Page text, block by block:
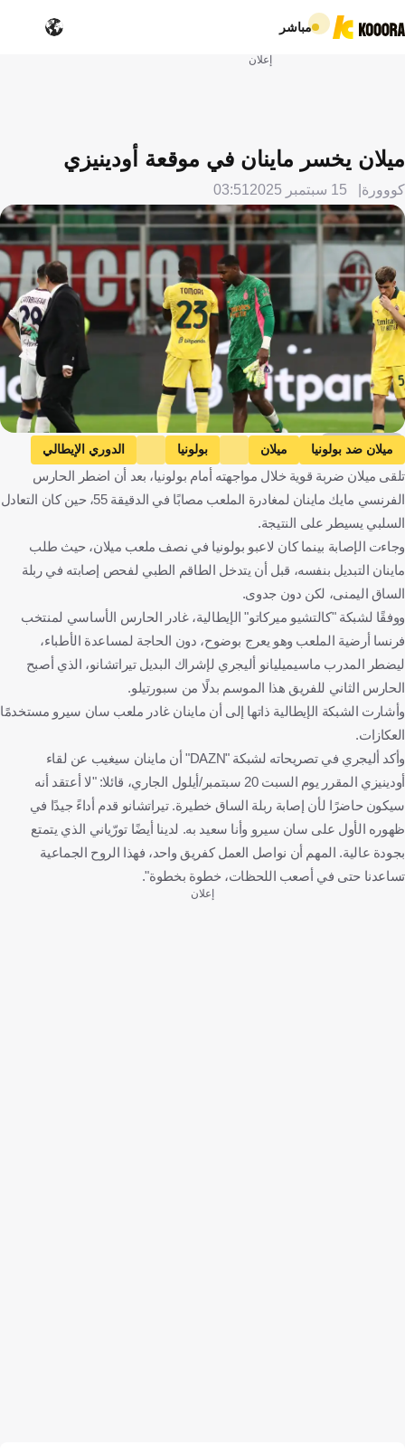
مباشر
إعلان
ميلان يخسر ماينان في موقعة أودينيزي
كووورة 15 سبتمبر 2025 03:51
Getty Images
ميلان ضد بولونيا ميلان بولونيا
الدوري الإيطالي
مايك ماينان
إيطاليا فرنسا كرة قدم
تلقى ميلان ضربة قوية خلال مواجهته أمام بولونيا، بعد أن اضطر الحارس
الفرنسي مايك ماينان لمغادرة الملعب مصابًا في الدقيقة 55، حين كان التعادل
السلبي يسيطر على النتيجة.
وجاءت الإصابة بينما كان لاعبو بولونيا في نصف ملعب ميلان، حيث طلب
ماينان التبديل بنفسه، قبل أن يتدخل الطاقم الطبي لفحص إصابته في ربلة
الساق اليمنى، لكن دون جدوى.
ووفقًا لشبكة "كالتشيو ميركاتو" الإيطالية، غادر الحارس الأساسي لمنتخب
فرنسا أرضية الملعب وهو يعرج بوضوح، دون الحاجة لمساعدة الأطباء،
ليضطر المدرب ماسيميليانو أليجري لإشراك البديل تيراتشانو، الذي أصبح
الحارس الثاني للفريق هذا الموسم بدلًا من سبورتيلو.
وأشارت الشبكة الإيطالية ذاتها إلى أن ماينان غادر ملعب سان سيرو مستخدمًا
العكازات.
وأكد أليجري في تصريحاته لشبكة "DAZN" أن ماينان سيغيب عن لقاء
أودينيزي المقرر يوم السبت 20 سبتمبر/أيلول الجاري، قائلا: "لا أعتقد أنه
سيكون حاضرًا لأن إصابة ربلة الساق خطيرة. تيراتشانو قدم أداءً جيدًا في
ظهوره الأول على سان سيرو وأنا سعيد به. لدينا أيضًا تورّياني الذي يتمتع
بجودة عالية. المهم أن نواصل العمل كفريق واحد، فهذا الروح الجماعية
تساعدنا حتى في أصعب اللحظات، خطوة بخطوة".
إعلان